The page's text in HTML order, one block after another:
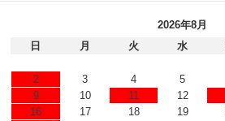
2026年8月
日
月 火 水
2
3 4 5
9
10 11 12
16
17 18 19